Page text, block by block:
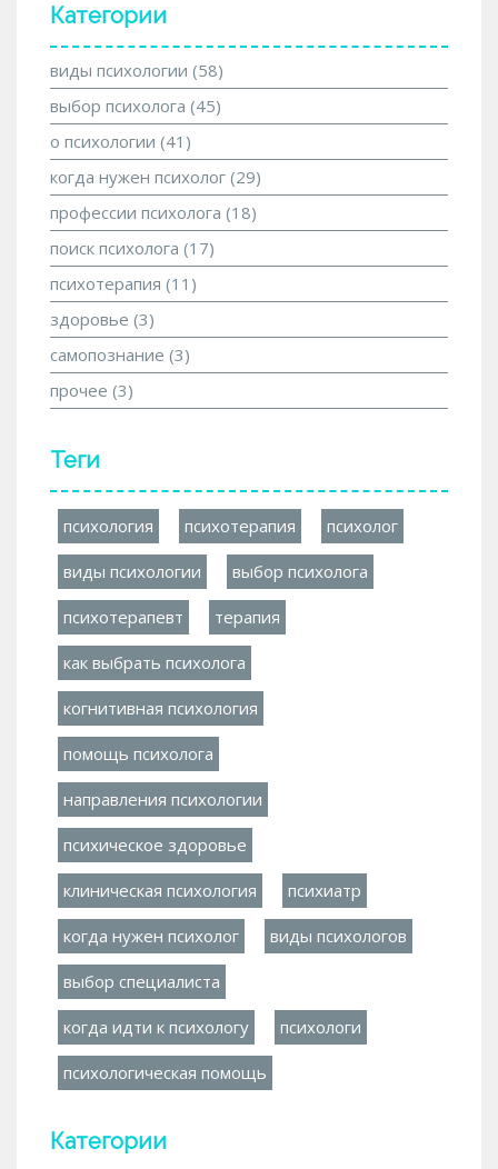
Категории
виды психологии (58)
выбор психолога (45)
о психологии (41)
когда нужен психолог (29)
профессии психолога (18)
поиск психолога (17)
психотерапия (11)
здоровье (3)
самопознание (3)
прочее (3)
Теги
психология психотерапия психолог
виды психологии выбор психолога
психотерапевт терапия
как выбрать психолога
когнитивная психология
помощь психолога
направления психологии
психическое здоровье
клиническая психология психиатр
когда нужен психолог виды психологов
выбор специалиста
когда идти к психологу психологи
психологическая помощь
Категории